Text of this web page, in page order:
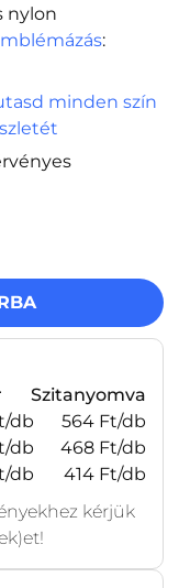
nylon
:
minden szín
Szitanyomva
db
564 Ft/db
db
468 Ft/db
db
414 Ft/db
kérjük